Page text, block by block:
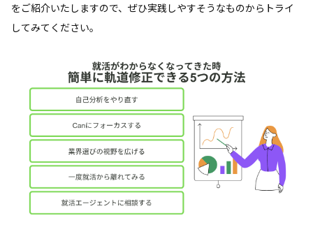
をご紹介いたしますので、ぜひ実践しやすそうなものからトライ
してみてください。